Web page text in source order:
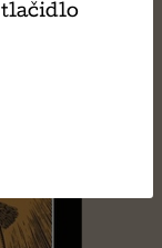
tlačidlo